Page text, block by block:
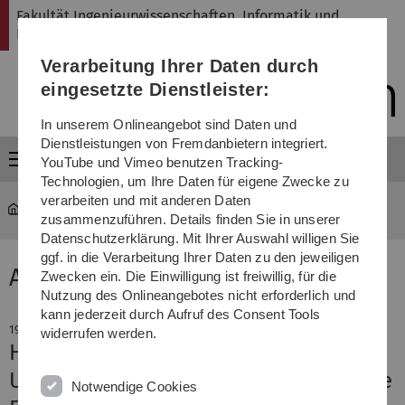
Direkt
Direkt
Direkt
(Sprache,
Drucken,
Media)
Direkt
Direkt
Fakultät Ingenieurwissenschaften, Informatik und
Psychologie
Menü
Aktuelle Meldung
19. Juni 2026
Heute Shuttle, morgen Lieferwagen
U-Shift: Ein Fahrzeugkonzept für viele
Verarbeitung Ihrer Daten durch
eingesetzte Dienstleister:
In unserem Onlineangebot sind Daten und
Dienstleistungen von Fremdanbietern integriert.
YouTube und Vimeo benutzen Tracking-
Technologien, um Ihre Daten für eigene Zwecke zu
verarbeiten und mit anderen Daten
zusammenzuführen. Details finden Sie in unserer
Datenschutzerklärung. Mit Ihrer Auswahl willigen Sie
ggf. in die Verarbeitung Ihrer Daten zu den jeweiligen
Zwecken ein. Die Einwilligung ist freiwillig, für die
Nutzung des Onlineangebotes nicht erforderlich und
kann jederzeit durch Aufruf des Consent Tools
widerrufen werden.
Notwendige Cookies